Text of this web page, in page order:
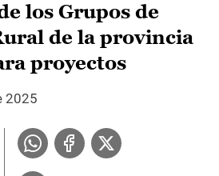
los Grupos de
de la provincia
proyectos
2025